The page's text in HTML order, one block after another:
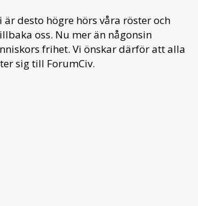
desto högre hörs våra röster och
oss. Nu mer än någonsin
frihet. Vi önskar därför att alla
sig till ForumCiv.